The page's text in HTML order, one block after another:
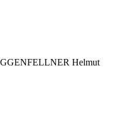
Helmut